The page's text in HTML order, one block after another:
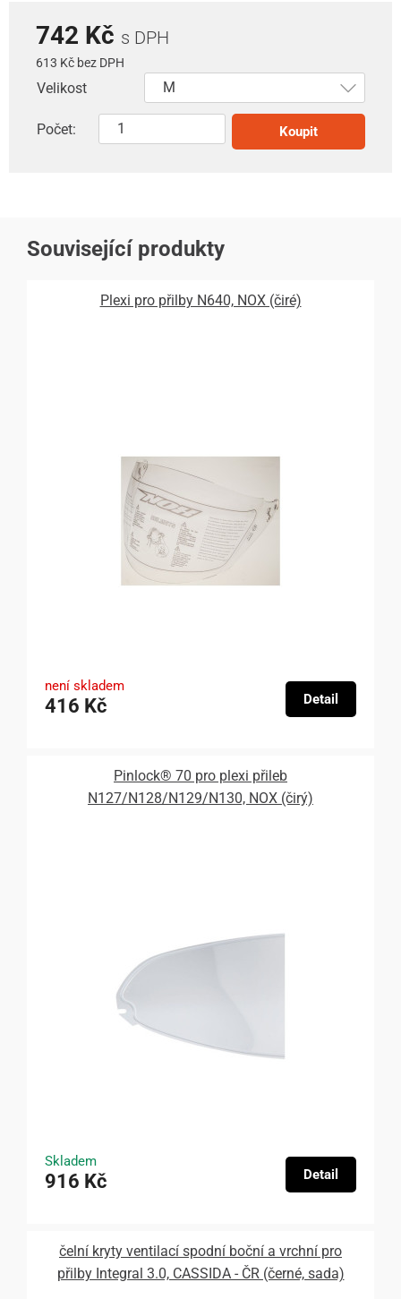
742 Kč s DPH
613 Kč bez DPH
Velikost
Počet: Koupit
Související produkty
Plexi pro přilby N640, NOX (čiré)
není skladem
416 Kč Detail
Pinlock® 70 pro plexi přileb
N127/N128/N129/N130, NOX (čirý)
Skladem
916 Kč Detail
čelní kryty ventilací spodní boční a vrchní pro
přilby Integral 3.0, CASSIDA - ČR (černé, sada)